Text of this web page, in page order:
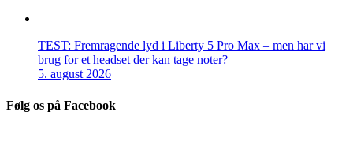
TEST: Fremragende lyd i Liberty 5 Pro Max – men har vi
brug for et headset der kan tage noter?
5. august 2026
Følg os på Facebook